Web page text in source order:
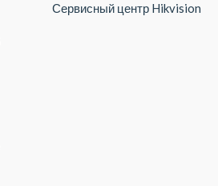
Сервисный центр Hikvision